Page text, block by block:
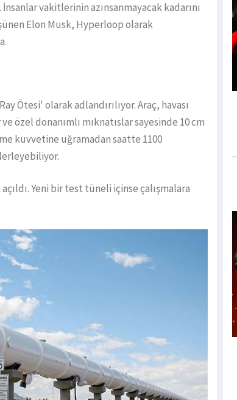
vakitlerinin azınsanmayacak kadarını
Elon Musk, Hyperloop olarak
Ötesi' olarak adlandırılıyor. Araç, havası
özel donanımlı mıknatıslar sayesinde 10 cm
kuvvetine uğramadan saatte 1100
Yeni bir test tüneli içinse çalışmalara